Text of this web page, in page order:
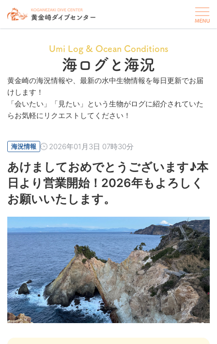
Umi Log & Ocean Conditions
海ログと海況
黄金崎の海況情報や、最新の水中生物情報を毎日更新でお届
けします！
「会いたい」「見たい」という生物がログに紹介されていた
らお気軽にリクエストしてください！
海況情報 2026年01月3日 07時30分
あけましておめでとうございます♪本
日より営業開始！2026年もよろしく
お願いいたします。